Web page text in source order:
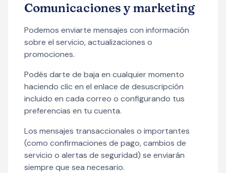
Comunicaciones y marketing
Podemos enviarte mensajes con información
sobre el servicio, actualizaciones o
promociones.
Podés darte de baja en cualquier momento
haciendo clic en el enlace de desuscripción
incluido en cada correo o configurando tus
preferencias en tu cuenta.
Los mensajes transaccionales o importantes
(como confirmaciones de pago, cambios de
servicio o alertas de seguridad) se enviarán
siempre que sea necesario.